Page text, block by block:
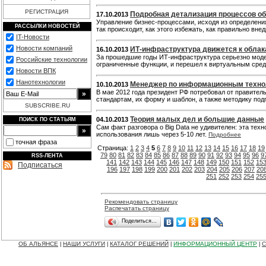
РЕГИСТРАЦИЯ
РАССЫЛКИ НОВОСТЕЙ
IT-Новости
Новости компаний
Российские технологии
Новости ВПК
Нанотехнологии
SUBSCRIBE.RU
ПОИСК ПО СТАТЬЯМ
точная фраза
RSS-ЛЕНТА
Подписаться
17.10.2013 Подробная детализация процессов
Управление бизнес-процессами, исходя из
так происходит, как этого избежать, как правильно
16.10.2013 ИТ-инфраструктура движется к
За прошедшие годы ИТ-инфраструктура серьезно
ограниченные функции, и перешел к виртуальным
10.10.2013 Менеджер по информационным
В мае 2012 года президент РФ потребовал от
стандартам, их форму и шаблон, а также методику
04.10.2013 Теория малых дел и большие данные
Сам факт разговора о Big Data не удивителен: эта
использования лишь через 5-10 лет. Подробнее
Страница: 1 2 3 4 5 6 7 8 9 10 11 12 13 14 15 16 17 18 19
79 80 81 82 83 84 85 86 87 88 89 90 91 92 93 94 95 96
141 142 143 144 145 146 147 148 149 150 151 152 153
196 197 198 199 200 201 202 203 204 205 206 207
251 252 253 254 255
Рекомендовать страницу
Распечатать страницу
Поделиться…
ОБ АЛЬЯНСЕ НАШИ УСЛУГИ КАТАЛОГ РЕШЕНИЙ ИНФОРМАЦИОННЫЙ ЦЕНТР